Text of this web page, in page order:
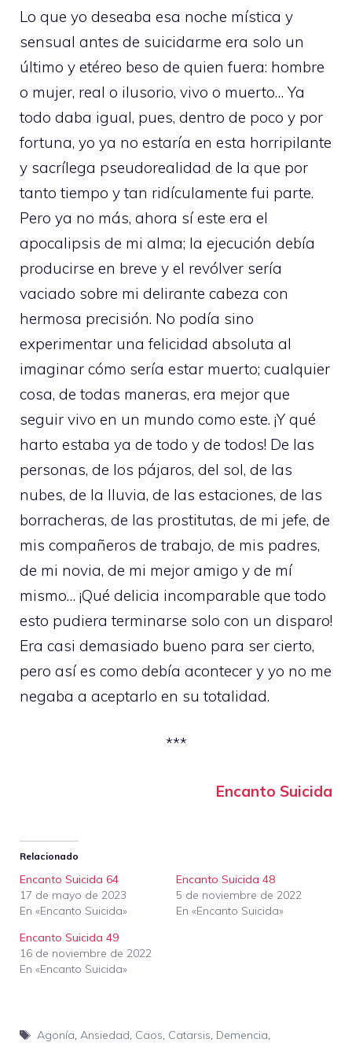
Lo que yo deseaba esa noche mística y
sensual antes de suicidarme era solo un
último y etéreo beso de quien fuera: hombre
o mujer, real o ilusorio, vivo o muerto… Ya
todo daba igual, pues, dentro de poco y por
fortuna, yo ya no estaría en esta horripilante
y sacrílega pseudorealidad de la que por
tanto tiempo y tan ridículamente fui parte.
Pero ya no más, ahora sí este era el
apocalipsis de mi alma; la ejecución debía
producirse en breve y el revólver sería
vaciado sobre mi delirante cabeza con
hermosa precisión. No podía sino
experimentar una felicidad absoluta al
imaginar cómo sería estar muerto; cualquier
cosa, de todas maneras, era mejor que
seguir vivo en un mundo como este. ¡Y qué
harto estaba ya de todo y de todos! De las
personas, de los pájaros, del sol, de las
nubes, de la lluvia, de las estaciones, de las
borracheras, de las prostitutas, de mi jefe, de
mis compañeros de trabajo, de mis padres,
de mi novia, de mi mejor amigo y de mí
mismo… ¡Qué delicia incomparable que todo
esto pudiera terminarse solo con un disparo!
Era casi demasiado bueno para ser cierto,
pero así es como debía acontecer y yo no me
negaba a aceptarlo en su totalidad.
***
Encanto Suicida
Relacionado
Encanto Suicida 64
17 de mayo de 2023
En «Encanto Suicida»
Encanto Suicida 48
5 de noviembre de 2022
En «Encanto Suicida»
Encanto Suicida 49
16 de noviembre de 2022
En «Encanto Suicida»
Etiquetas
Agonía, Ansiedad, Caos, Catarsis, Demencia,